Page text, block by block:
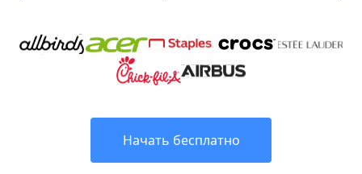
Начать бесплатно